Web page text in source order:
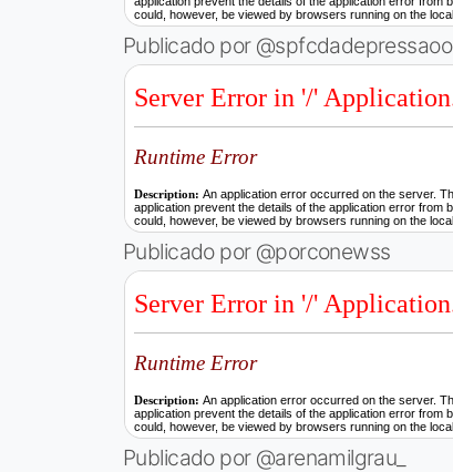
Publicado por @spfcdadepressaoo
Publicado por @porconewss
Publicado por @arenamilgrau_